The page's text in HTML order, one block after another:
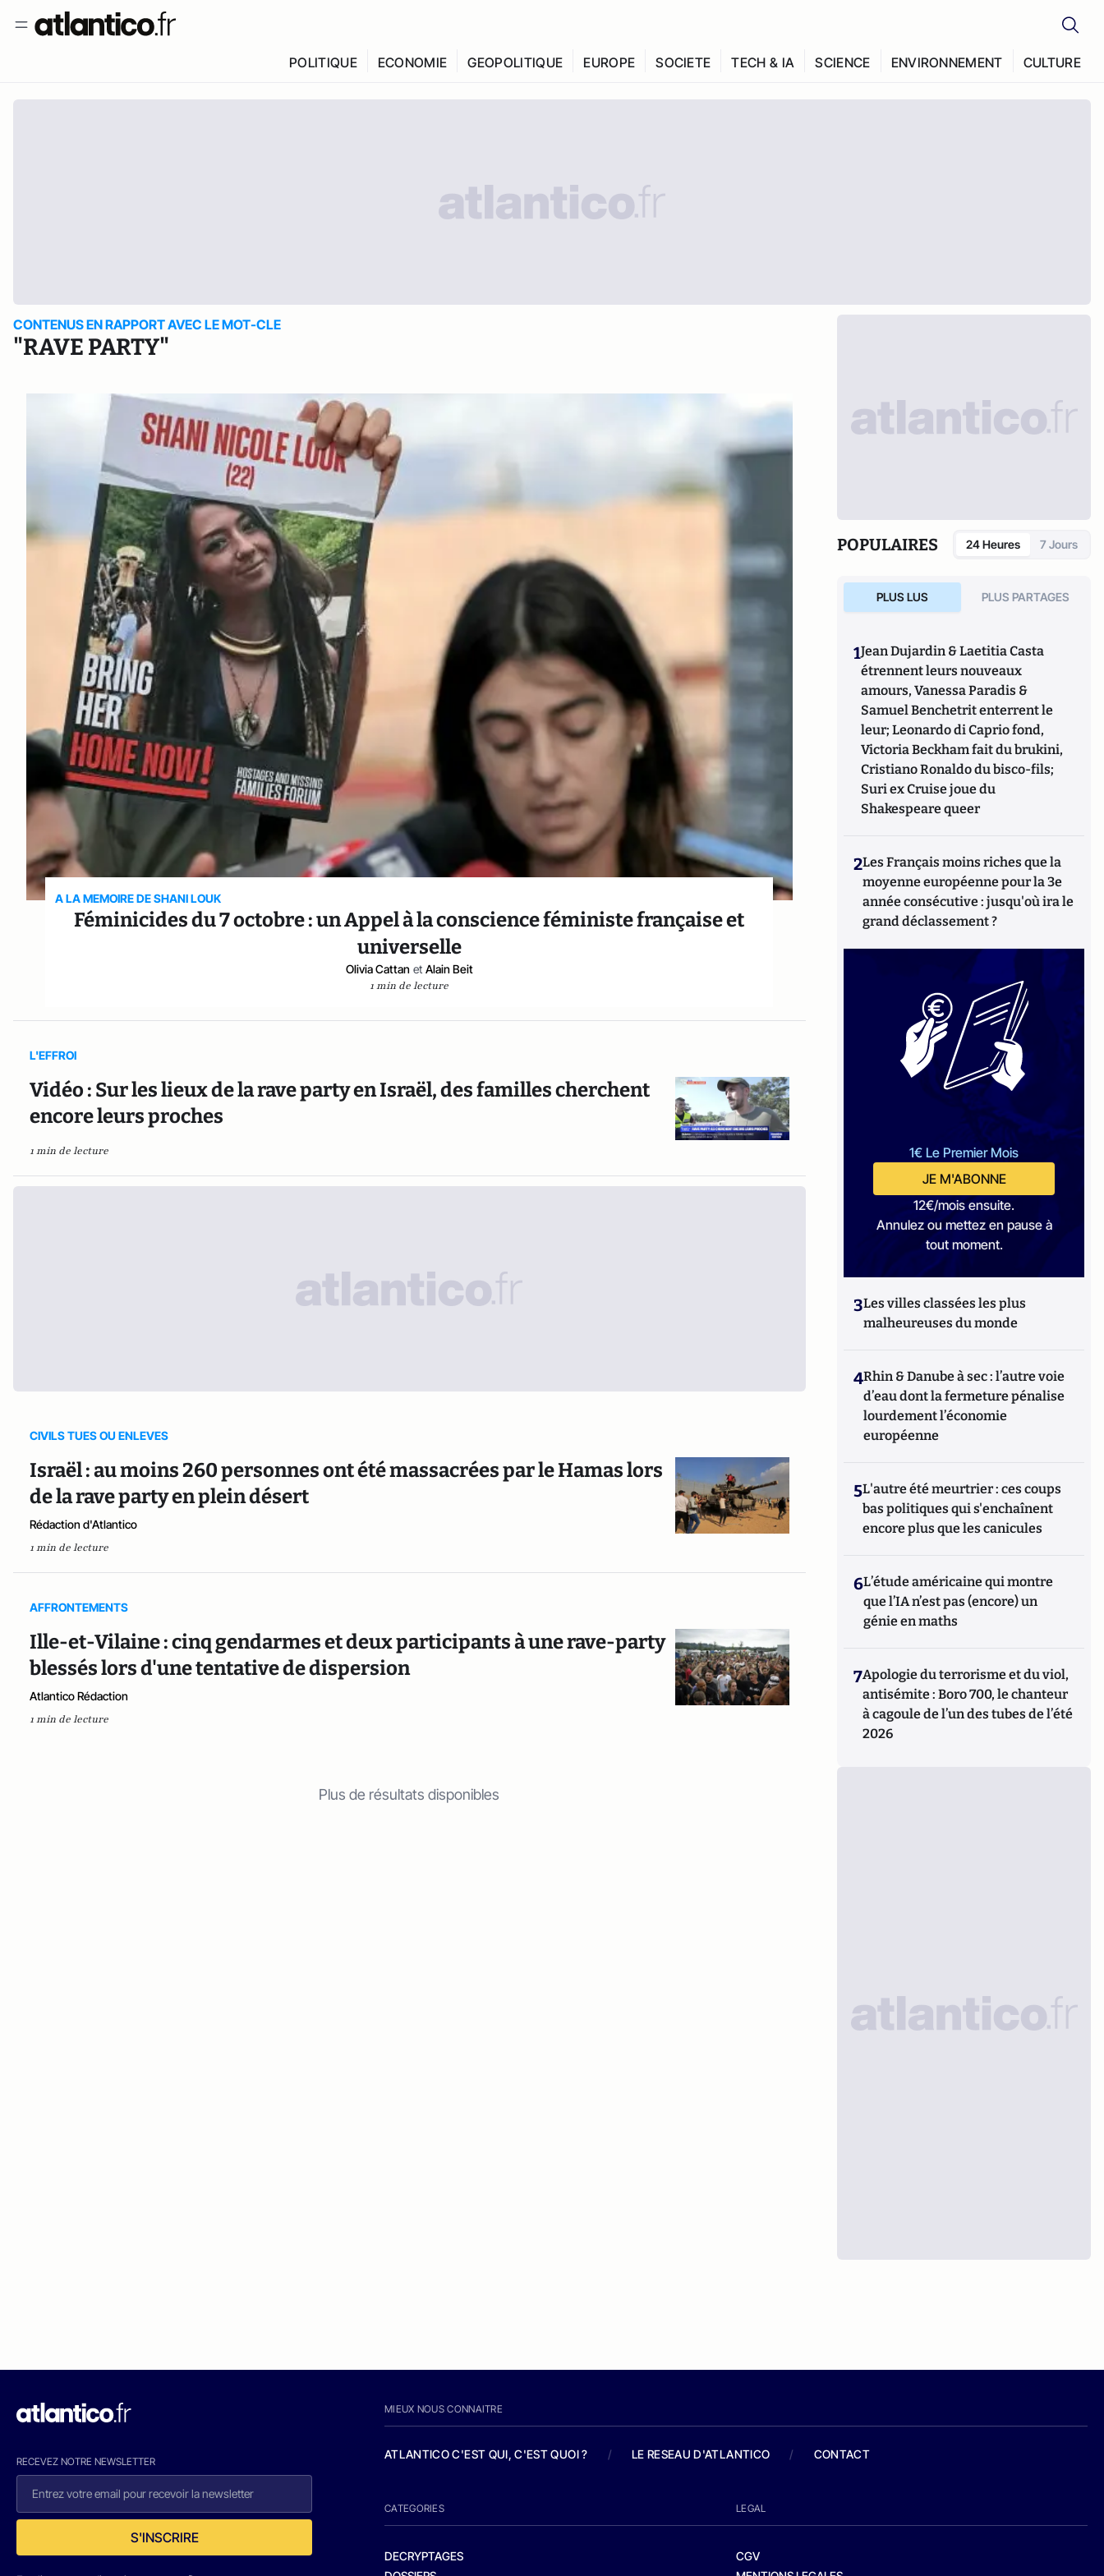
POLITIQUE ECONOMIE GEOPOLITIQUE EUROPE SOCIETE TECH & IA SCIENCE ENVIRONNEMENT CULTURE
CONTENUS EN RAPPORT AVEC LE MOT-CLE
"RAVE PARTY"
A LA MEMOIRE DE SHANI LOUK
Féminicides du 7 octobre : un Appel à la conscience féministe française et
universelle
Olivia Cattan et Alain Beit
1 min de lecture
L'EFFROI
Vidéo : Sur les lieux de la rave party en Israël, des familles cherchent
encore leurs proches
1 min de lecture
CIVILS TUES OU ENLEVES
Israël : au moins 260 personnes ont été massacrées par le Hamas lors
de la rave party en plein désert
Rédaction d'Atlantico
1 min de lecture
AFFRONTEMENTS
Ille-et-Vilaine : cinq gendarmes et deux participants à une rave-party
blessés lors d'une tentative de dispersion
Atlantico Rédaction
1 min de lecture
Plus de résultats disponibles
POPULAIRES 24 Heures 7 Jours
PLUS LUS PLUS PARTAGES
1Jean Dujardin & Laetitia Casta
étrennent leurs nouveaux
amours, Vanessa Paradis &
Samuel Benchetrit enterrent le
leur; Leonardo di Caprio fond,
Victoria Beckham fait du brukini,
Cristiano Ronaldo du bisco-fils;
Suri ex Cruise joue du
Shakespeare queer
2Les Français moins riches que la
moyenne européenne pour la 3e
année consécutive : jusqu'où ira le
grand déclassement ?
1€ Le Premier Mois
JE M'ABONNE
12€/mois ensuite.
Annulez ou mettez en pause à
tout moment.
3Les villes classées les plus
malheureuses du monde
4Rhin & Danube à sec : l’autre voie
d’eau dont la fermeture pénalise
lourdement l’économie
européenne
5L'autre été meurtrier : ces coups
bas politiques qui s'enchaînent
encore plus que les canicules
6L’étude américaine qui montre
que l’IA n’est pas (encore) un
génie en maths
7Apologie du terrorisme et du viol,
antisémite : Boro 700, le chanteur
à cagoule de l’un des tubes de l’été
2026
RECEVEZ NOTRE NEWSLETTER
S'INSCRIRE
MIEUX NOUS CONNAITRE
ATLANTICO C'EST QUI, C'EST QUOI ? / LE RESEAU D'ATLANTICO / CONTACT
CATEGORIES
DECRYPTAGES
LEGAL
CGV